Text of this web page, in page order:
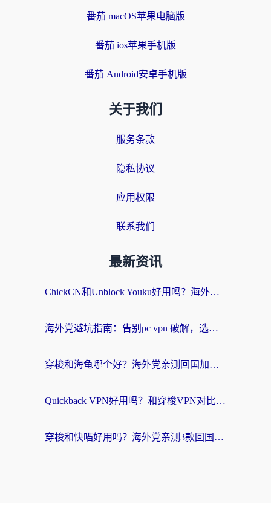
番茄 macOS苹果电脑版
番茄 ios苹果手机版
番茄 Android安卓手机版
关于我们
服务条款
隐私协议
应用权限
联系我们
最新资讯
ChickCN和Unblock Youku好用吗？海外党亲测3款回国加速器，附iOS免费选择指南
海外党避坑指南：告别pc vpn 破解，选对回国加速器轻松访问国内资源
穿梭和海龟哪个好？海外党亲测回国加速器，附电脑免费VPN推荐
Quickback VPN好用吗？和穿梭VPN对比哪个回国效果更好？海外党必看的真实测评与选择指南
穿梭和快喵好用吗？海外党亲测3款回国加速器，附日本回国VPN避坑指南